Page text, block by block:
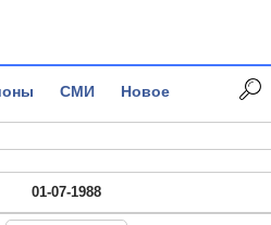
СМИ Новое
01-07-1988